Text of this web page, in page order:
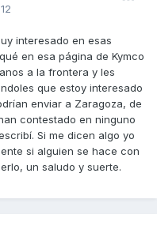
interesado en esas
en esa página de Kymco
a la frontera y les
que estoy interesado
enviar a Zaragoza, de
contestado en ninguno
Si me dicen algo yo
si alguien se hace con
un saludo y suerte.